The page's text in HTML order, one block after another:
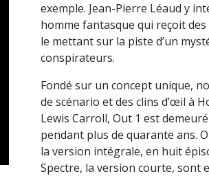
exemple. Jean-Pierre Léaud y
homme fantasque qui reçoit
le mettant sur la piste d’un
conspirateurs.
Fondé sur un concept unique,
de scénario et des clins d’œil à
Lewis Carroll, Out 1 est
pendant plus de quarante ans.
la version intégrale, en huit
Spectre, la version courte, sont